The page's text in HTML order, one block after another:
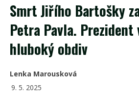
Smrt Jiřího Bartošky
Petra Pavla.
hluboký obdiv
Lenka Marousková
9. 5. 2025